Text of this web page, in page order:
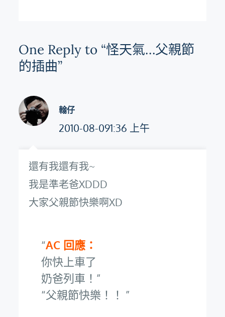
One Reply to “怪天氣…父親節
的插曲”
翰仔
2010-08-091:36 上午
還有我還有我~
我是準老爸XDDD
大家父親節快樂啊XD
AC 回應：
你快上車了
奶爸列車！
父親節快樂！！